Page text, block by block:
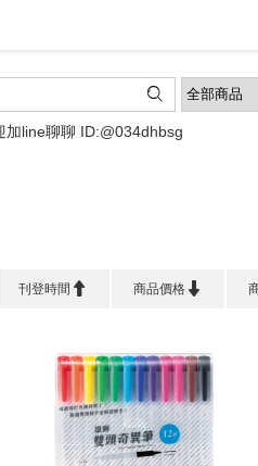

聊聊 ID:@034dhbsg 來
刊登時間  商品價格 